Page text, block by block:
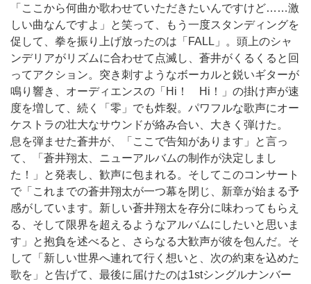
「ここから何曲か歌わせていただきたいんですけど……激
しい曲なんですよ」と笑って、もう一度スタンディングを
促して、拳を振り上げ放ったのは「FALL」。頭上のシャ
ンデリアがリズムに合わせて点滅し、蒼井がくるくると回
ってアクション。突き刺すようなボーカルと鋭いギターが
鳴り響き、オーディエンスの「Hi！ Hi！」の掛け声が速
度を増して、続く「零」でも炸裂。パワフルな歌声にオー
ケストラの壮大なサウンドが絡み合い、大きく弾けた。
息を弾ませた蒼井が、「ここで告知があります」と言っ
て、「蒼井翔太、ニューアルバムの制作が決定しまし
た！」と発表し、歓声に包まれる。そしてこのコンサート
で「これまでの蒼井翔太が一つ幕を閉じ、新章が始まる予
感がしています。新しい蒼井翔太を存分に味わってもらえ
る、そして限界を超えるようなアルバムにしたいと思いま
す」と抱負を述べると、さらなる大歓声が彼を包んだ。そ
して「新しい世界へ連れて行く想いと、次の約束を込めた
歌を」と告げて、最後に届けたのは1stシングルナンバー